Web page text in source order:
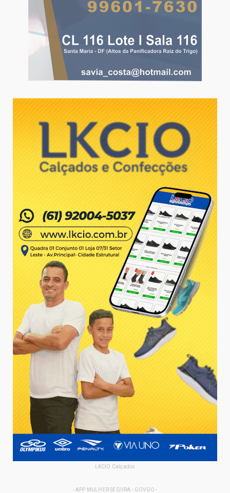
LKCIO Calçados
- APP MULHER SEGURA - GOVGO -